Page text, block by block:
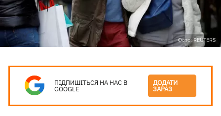
Фото: REUTERS
ПІДПИШІТЬСЯ НА НАС В
GOOGLE
ДОДАТИ
ЗАРАЗ